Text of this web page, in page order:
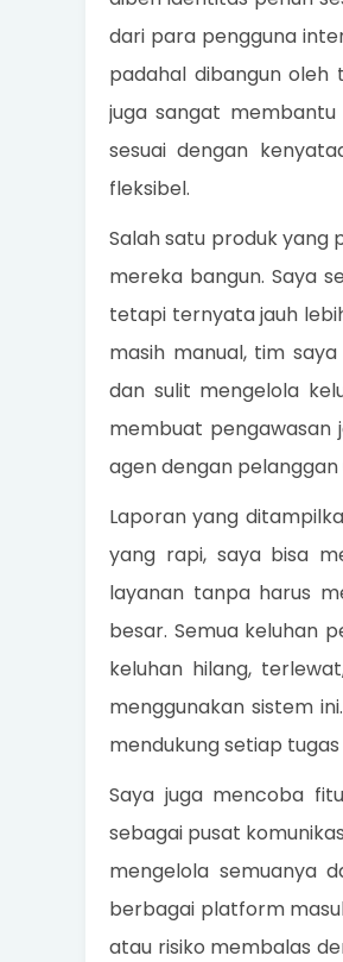
dari para pengguna
padahal dibangun oleh
juga sangat
sesuai dengan
fleksibel.
Salah satu produk yang
mereka bangun. Saya
tetapi ternyata jauh
masih manual, tim
dan sulit mengelola
membuat pengawasan
agen dengan
Laporan yang
yang rapi, saya bisa
layanan tanpa harus
besar. Semua keluhan
keluhan hilang,
menggunakan sistem
mendukung setiap
Saya juga mencoba
sebagai pusat
mengelola semuanya
berbagai platform
atau risiko membalas